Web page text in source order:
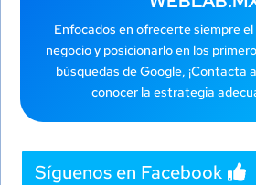
Enfocados en ofrecerte siempre
negocio y posicionarlo en los
búsquedas de Google, ¡Contacta
conocer la estrategia
Síguenos en Facebook